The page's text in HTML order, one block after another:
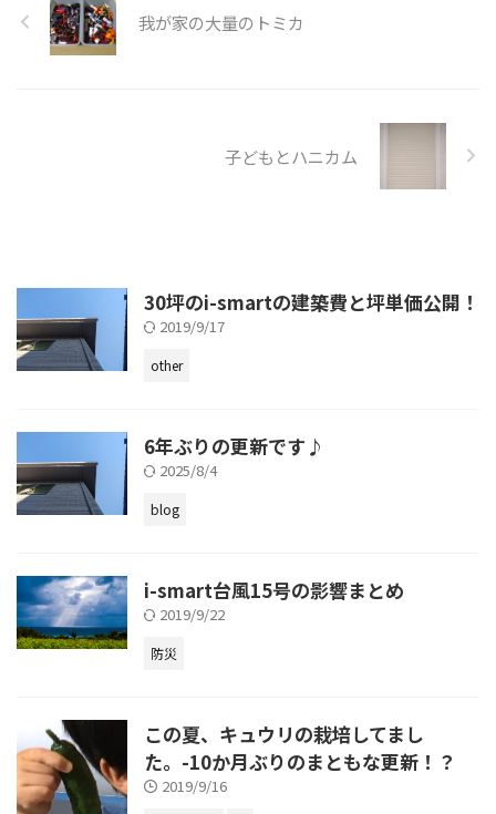
我が家の大量のトミカ
子どもとハニカム
30坪のi-smartの建築費と坪単価公開！
2019/9/17
other
6年ぶりの更新です♪
2025/8/4
blog
i-smart台風15号の影響まとめ
2019/9/22
防災
この夏、キュウリの栽培してまし
た。-10か月ぶりのまともな更新！？
2019/9/16